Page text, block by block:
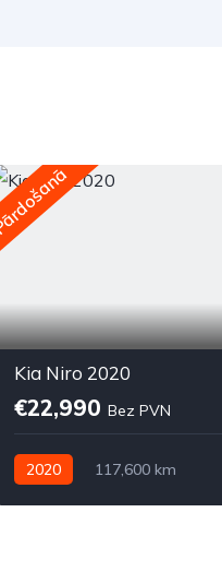
Kia Niro 2020
€22,990 Bez PVN
2020
117,600 km